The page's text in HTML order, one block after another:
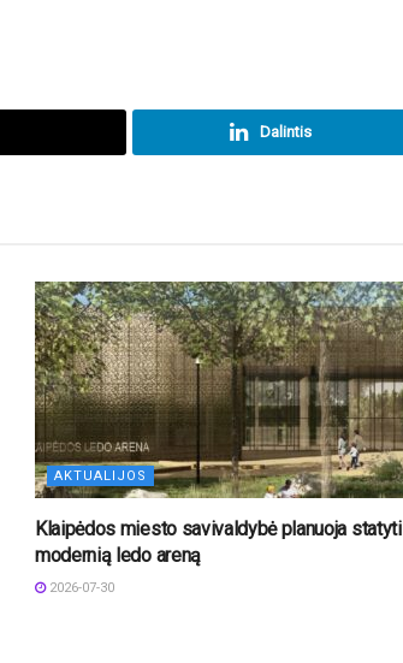
Dalintis
AKTUALIJOS
Klaipėdos miesto savivaldybė planuoja statyti
modernią ledo areną
2026-07-30